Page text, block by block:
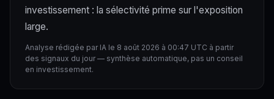
investissement : la sélectivité prime sur l'exposition
large.
Analyse rédigée par IA le 8 août 2026 à 00:47 UTC à partir
des signaux du jour — synthèse automatique, pas un conseil
en investissement.